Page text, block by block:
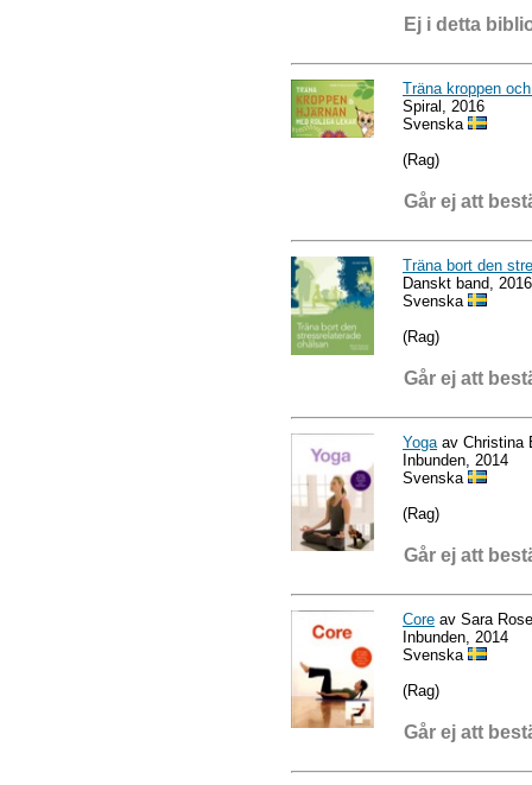
Ej i detta
Träna kroppen
Spiral, 2016
Svenska
(Rag)
Går ej att
Träna bort den
Danskt band, 2016
Svenska
(Rag)
Går ej att
Yoga av Christina
Inbunden, 2014
Svenska
(Rag)
Går ej att
Core av Sara Rose
Inbunden, 2014
Svenska
(Rag)
Går ej att